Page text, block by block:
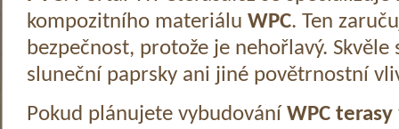
kompozitního materiálu WPC. Ten
bezpečnost, protože je nehořlavý.
sluneční paprsky ani jiné povětrnostní
Pokud plánujete vybudování WPC terasy